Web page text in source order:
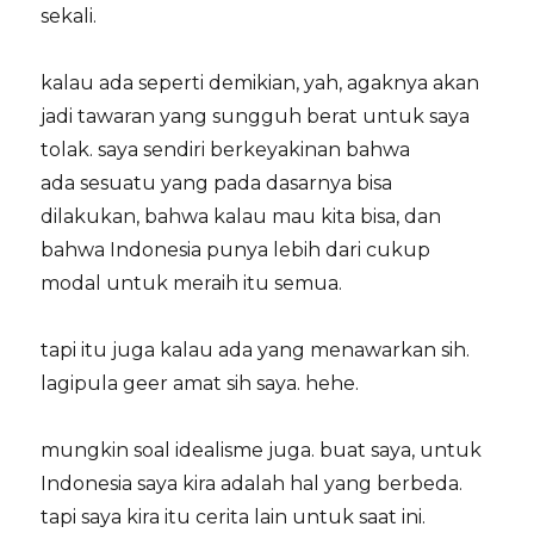
sekali.
kalau ada seperti demikian, yah, agaknya akan
jadi tawaran yang sungguh berat untuk saya
tolak. saya sendiri berkeyakinan bahwa
ada sesuatu yang pada dasarnya bisa
dilakukan, bahwa kalau mau kita bisa, dan
bahwa Indonesia punya lebih dari cukup
modal untuk meraih itu semua.
tapi itu juga kalau ada yang menawarkan sih.
lagipula geer amat sih saya. hehe.
mungkin soal idealisme juga. buat saya, untuk
Indonesia saya kira adalah hal yang berbeda.
tapi saya kira itu cerita lain untuk saat ini.